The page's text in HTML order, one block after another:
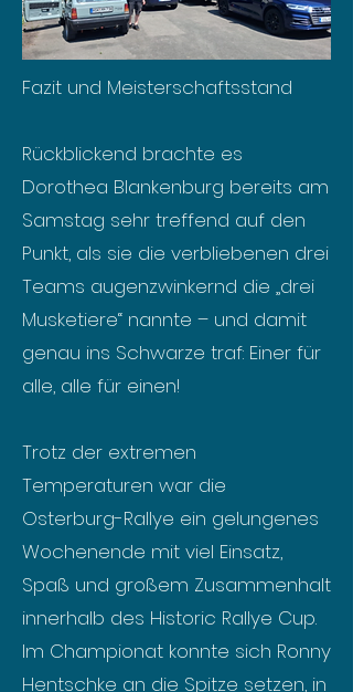
Fazit und Meisterschaftsstand
Rückblickend brachte es
Dorothea Blankenburg bereits am
Samstag sehr treffend auf den
Punkt, als sie die verbliebenen drei
Teams augenzwinkernd die „drei
Musketiere“ nannte – und damit
genau ins Schwarze traf: Einer für
alle, alle für einen!
Trotz der extremen
Temperaturen war die
Osterburg-Rallye ein gelungenes
Wochenende mit viel Einsatz,
Spaß und großem Zusammenhalt
innerhalb des Historic Rallye Cup.
Im Championat konnte sich Ronny
Hentschke an die Spitze setzen, in